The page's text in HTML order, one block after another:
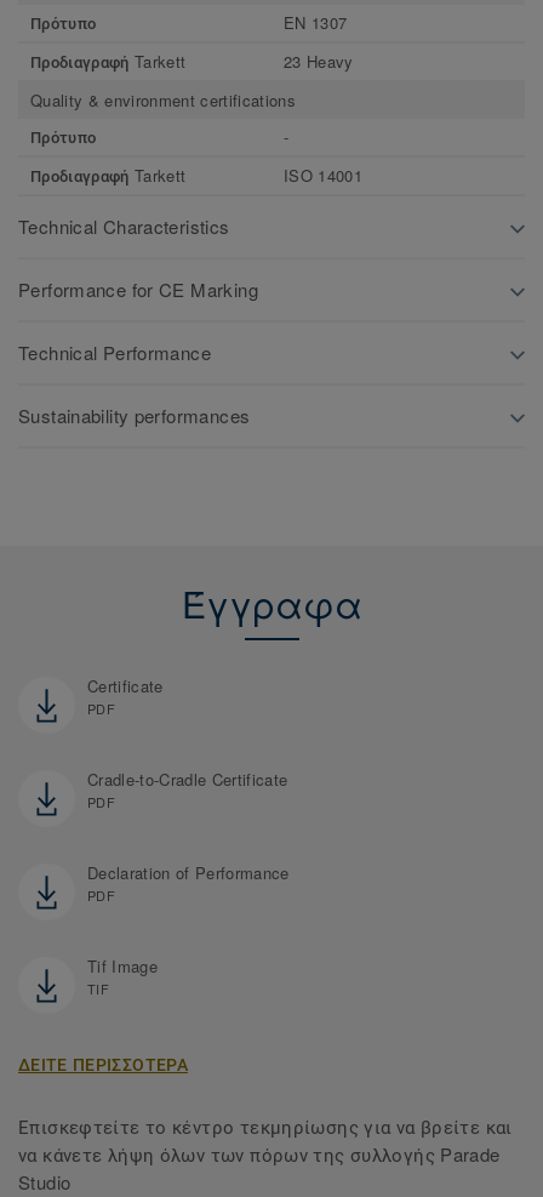
Πρότυπο
EN 1307
Προδιαγραφή Tarkett
23 Heavy
Quality & environment certifications
Πρότυπο
-
Προδιαγραφή Tarkett
ISO 14001
Technical Characteristics
Performance for CE Marking
Technical Performance
Sustainability performances
Έγγραφα
Certificate
PDF
Cradle-to-Cradle Certificate
PDF
Declaration of Performance
PDF
Tif Image
TIF
ΔΕΙΤΕ ΠΕΡΙΣΣΟΤΕΡΑ
Επισκεφτείτε το κέντρο τεκμηρίωσης για να βρείτε και
να κάνετε λήψη όλων των πόρων της συλλογής Parade
Studio